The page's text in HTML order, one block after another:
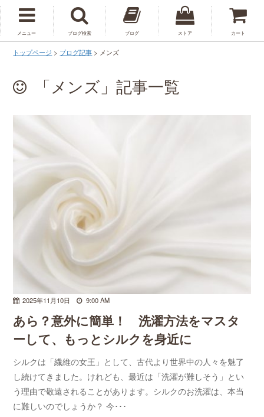
メニュー ブログ検索 ブログ ストア カート
トップページ > ブログ記事 > メンズ
「メンズ」記事一覧
2025年11月10日 9:00 AM
あら？意外に簡単！ 洗濯方法をマスタ
ーして、もっとシルクを身近に
シルクは「繊維の女王」として、古代より世界中の人々を魅了
し続けてきました。けれども、最近は「洗濯が難しそう」とい
う理由で敬遠されることがあります。シルクのお洗濯は、本当
に難しいのでしょうか？ 今･･･